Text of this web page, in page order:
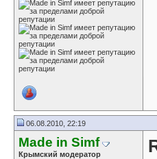
06.08.2010, 22:19
Made in Simf
Крымский модератор